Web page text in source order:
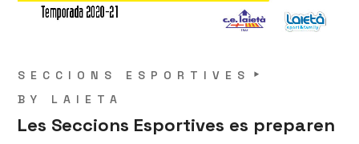
SECCIONS ESPORTIVES
BY LAIETA
Les Seccions Esportives es preparen